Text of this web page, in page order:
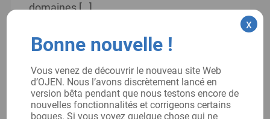
domaines […]
Date:
2016
Bonne nouvelle !
Vous venez de découvrir le nouveau site Web
d’OJEN. Nous l’avons discrètement lancé en
version bêta pendant que nous testons encore de
nouvelles fonctionnalités et corrigeons certains
bogues. Si vous voyez quelque chose qui ne
x